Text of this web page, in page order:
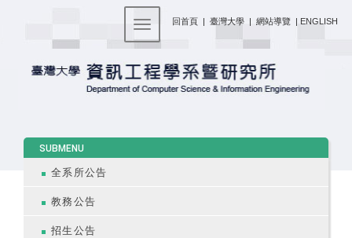
回首頁 | 臺灣大學 | 網站導覽 | ENGLISH
Toggle navigation
SUBMENU
全系所公告
教務公告
招生公告